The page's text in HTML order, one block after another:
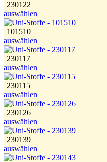
230122
auswählen
101510
auswählen
230117
auswählen
230115
auswählen
230126
auswählen
230139
auswählen